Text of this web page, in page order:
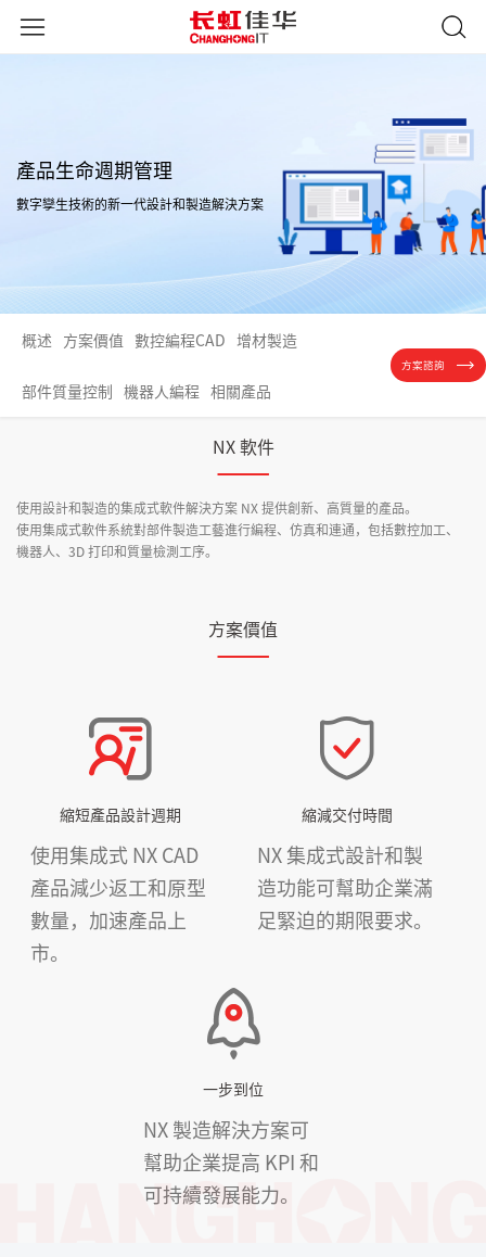
產品生命週期管理
數字孿生技術的新一代設計和製造解決方案
概述 方案價值 數控編程CAD 增材製造
部件質量控制 機器人編程 相關產品
方案諮詢
NX 軟件
使用設計和製造的集成式軟件解決方案 NX 提供創新、高質量的產品。
使用集成式軟件系統對部件製造工藝進行編程、仿真和連通，包括數控加工、
機器人、3D 打印和質量檢測工序。
方案價值
縮短產品設計週期
使用集成式 NX CAD
產品減少返工和原型
數量，加速產品上
市。
縮減交付時間
NX 集成式設計和製
造功能可幫助企業滿
足緊迫的期限要求。
一步到位
NX 製造解決方案可
幫助企業提高 KPI 和
可持續發展能力。